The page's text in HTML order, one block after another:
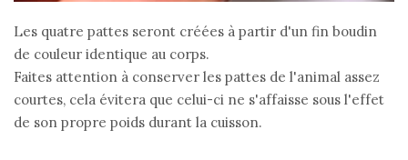
Les quatre pattes seront créées à partir d'un fin boudin
de couleur identique au corps.
Faites attention à conserver les pattes de l'animal assez
courtes, cela évitera que celui-ci ne s'affaisse sous l'effet
de son propre poids durant la cuisson.